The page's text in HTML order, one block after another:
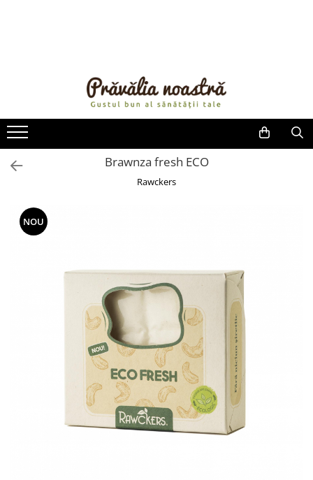
ULEIURI ȘI UNTURI
MĂSLINE
FRUCTE DESHIDRATATE
FRUCTE LA CONSERVĂ
OȚETURI ȘI SOSURI
BĂUTURI / LAPTE VEGETAL
CREME ȘI PASTE TARTINABILE
CIOCOLATĂ ȘI CACAO
HEALTHY SNACKS
SUPERALIMENTE
Brawnza fresh ECO
Rawckers
NOU